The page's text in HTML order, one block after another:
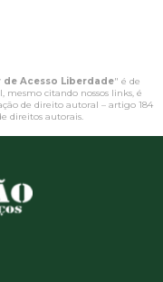
Acesso Liberdade" é de
mesmo citando nossos links, é
de direito autoral – artigo 184
direitos autorais.